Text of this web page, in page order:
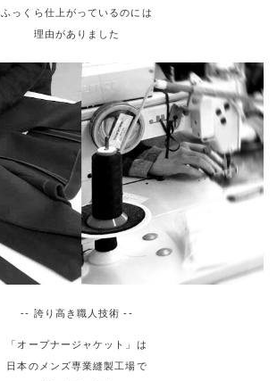
ふっくら仕上がっているのには
理由がありました
-- 誇り高き職人技術 --
「オープナージャケット」は
日本のメンズ専業縫製工場で